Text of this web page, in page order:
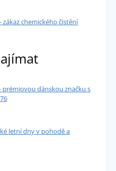
zákaz chemického čistění
- prémiovou dánskou značku s
letní dny v pohodě a